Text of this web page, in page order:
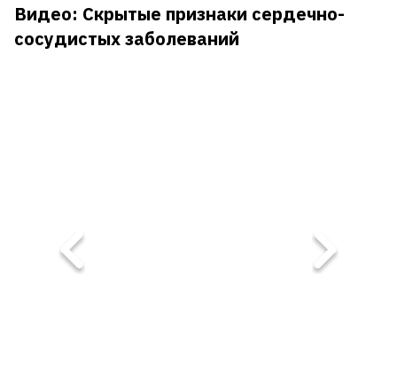
Видео: Cкрытые признаки сердечно-
сосудистых заболеваний